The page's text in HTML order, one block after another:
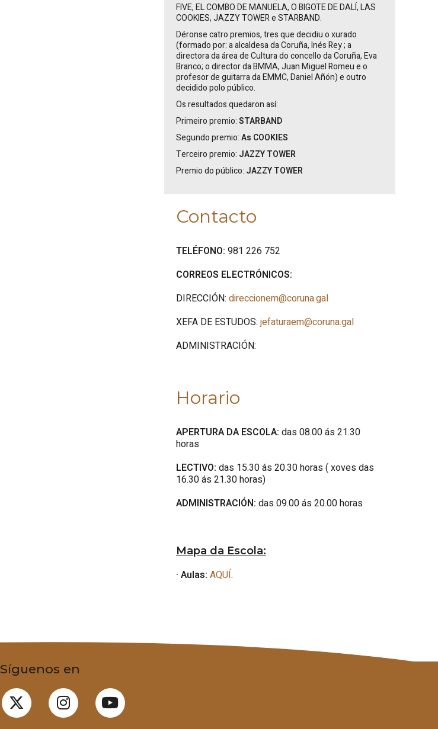
FIVE, EL COMBO DE MANUELA, O BIGOTE DE DALÍ, LAS
COOKIES, JAZZY TOWEReSTARBAND.
Déronse catro premios, tres que decidiu o xurado
(formado por: a alcaldesa da Coruña,InésRey; a
directora da área de Cultura do concello da Coruña, Eva
Branco; o director da BMMA, Juan Miguel Romeu e o
profesor de guitarra da EMMC, Daniel Añón) e outro
decidido polo público.
Os resultados quedaron así:
Primeiro premio:STARBAND
Segundo premio:As COOKIES
Terceiro premio: JAZZY TOWER
Premio do público: JAZZY TOWER
Contacto
TELÉFONO: 981 226 752
CORREOS ELECTRÓNICOS:
DIRECCIÓN: direccionem@coruna.gal
XEFA DE ESTUDOS: jefaturaem@coruna.gal
ADMINISTRACIÓN:
Horario
APERTURA DA ESCOLA: das 08.00 ás 21.30
horas
LECTIVO: das 15.30 ás 20.30 horas ( xoves das
16.30 ás 21.30 horas)
ADMINISTRACIÓN: das 09.00 ás 20.00 horas
Mapa da Escola:
· Aulas: AQUÍ.
Síguenos en